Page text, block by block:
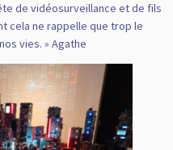
de vidéosurveillance et de fils
cela ne rappelle que trop le
vies. » Agathe